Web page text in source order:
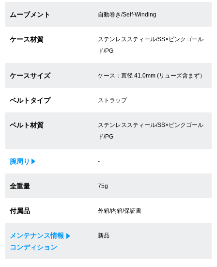
店舗受け取りサービス
店舗取り寄せサービス
買取専門サロン
修理・メンテナンスをご希望の方
修理依頼をする
ムーブメント 自動巻き/Self-Winding
ケース材質
ステンレススティール/SS×ピンクゴール
ド/PG
ケースサイズ ケース：直径 41.0mm (リューズ含まず）
ベルトタイプ ストラップ
ベルト材質
ステンレススティール/SS×ピンクゴール
ド/PG
腕周り -
全重量 75g
付属品 外箱/内箱/保証書
メンテナンス情報
コンディション
新品